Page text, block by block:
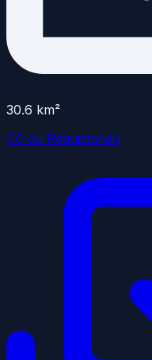
30.6 km²
CC du Réquistanais